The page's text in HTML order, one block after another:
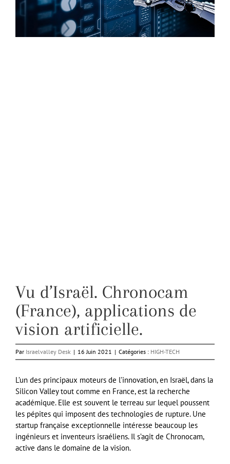
Vu d’Israël. Chronocam
(France), applications de
vision artificielle.
Par Israelvalley Desk | 16 Juin 2021 | Catégories : HIGH-TECH
L’un des principaux moteurs de l’innovation, en Israël, dans la
Silicon Valley tout comme en France, est la recherche
académique. Elle est souvent le terreau sur lequel poussent
les pépites qui imposent des technologies de rupture. Une
startup française exceptionnelle intéresse beaucoup les
ingénieurs et inventeurs israéliens. Il s’agit de Chronocam,
active dans le domaine de la vision.